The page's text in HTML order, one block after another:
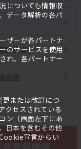
についても情報収
データ解析の各パ
ザーが各パートナ
のサービスを使用
れ、各パートナー
または改訂につ
クセスされている
ン（画面左下にあ
日本を含むその他
宣言からい
報告書